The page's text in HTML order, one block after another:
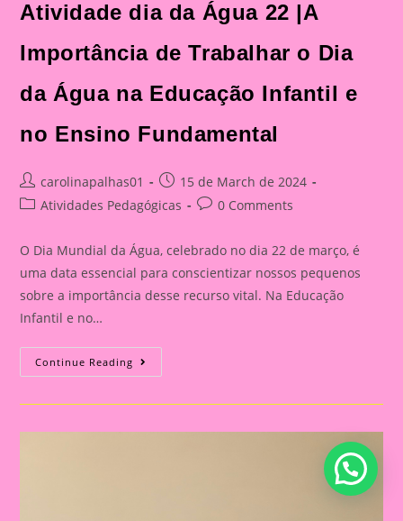
Atividade dia da Água 22 |A
Importância de Trabalhar o Dia
da Água na Educação Infantil e
no Ensino Fundamental
Post
author:
carolinapalhas01
Post
published:
15 de March de 2024
PostAtividades Pedagógicas
Post0 Comments
O Dia Mundial da Água, celebrado no dia 22 de março, é
uma data essencial para conscientizar nossos pequenos
sobre a importância desse recurso vital. Na Educação
Infantil e no…
Continue Reading Atividade
Dia
Água
Importância